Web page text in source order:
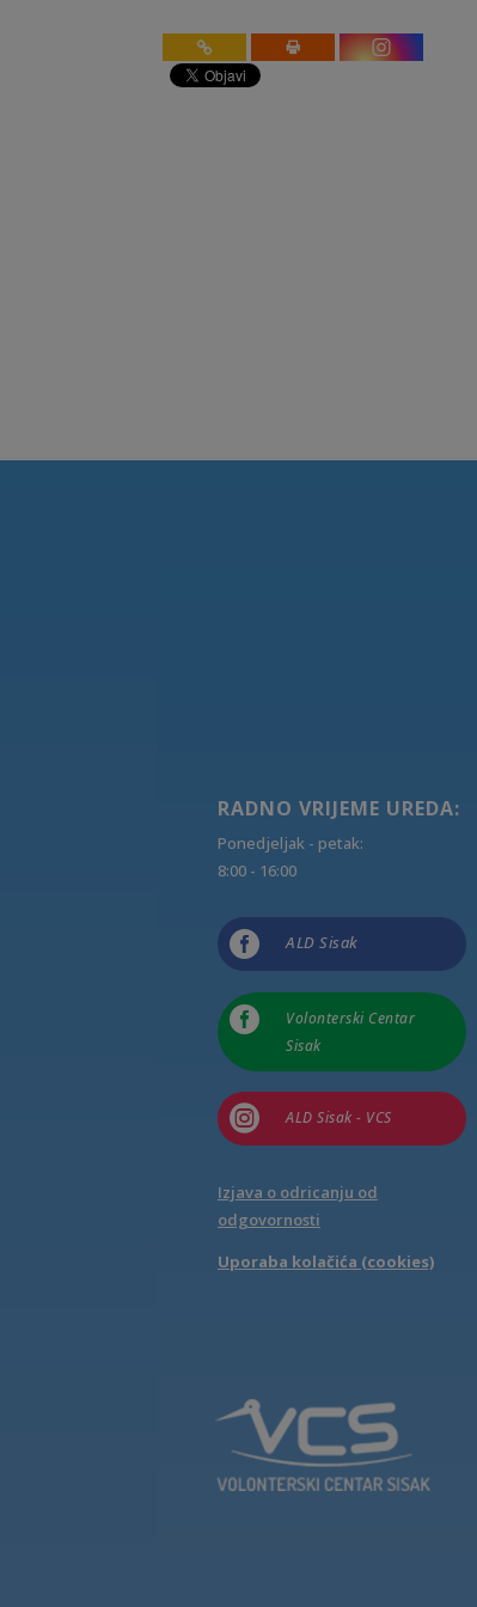
RADNO VRIJEME UREDA:
Ponedjeljak - petak:
8:00 - 16:00
 ALD Sisak

Volonterski Centar
Sisak
 ALD Sisak - VCS
Izjava o odricanju od
odgovornosti
Uporaba kolačića (cookies)